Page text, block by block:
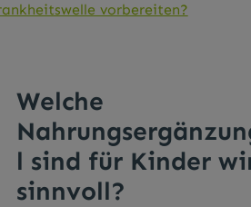
vorbereiten?
Welche
l sind für Kinder
sinnvoll?